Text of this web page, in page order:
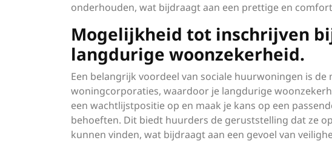
onderhouden, wat bijdraagt aan een prettige en
Mogelijkheid tot inschrijven
langdurige woonzekerheid.
Een belangrijk voordeel van sociale huurwoningen is
woningcorporaties, waardoor je langdurige
een wachtlijstpositie op en maak je kans op een
behoeften. Dit biedt huurders de geruststelling dat ze
kunnen vinden, wat bijdraagt aan een gevoel van